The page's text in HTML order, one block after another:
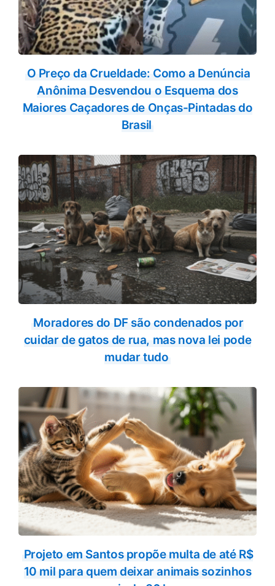
O Preço da Crueldade: Como a Denúncia
Anônima Desvendou o Esquema dos
Maiores Caçadores de Onças-Pintadas do
Brasil
Moradores do DF são condenados por
cuidar de gatos de rua, mas nova lei pode
mudar tudo
Projeto em Santos propõe multa de até R$
10 mil para quem deixar animais sozinhos